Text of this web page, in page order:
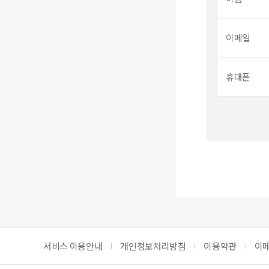
이메일
휴대폰
서비스 이용안내 개인정보처리방침 이용약관 이